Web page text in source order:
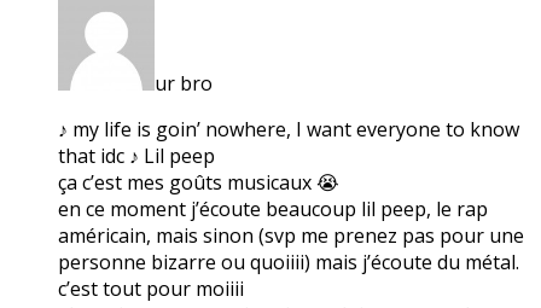
ur bro
♪ my life is goin’ nowhere, I want everyone to know
that idc ♪ Lil peep
ça c’est mes goûts musicaux 😭
en ce moment j’écoute beaucoup lil peep, le rap
américain, mais sinon (svp me prenez pas pour une
personne bizarre ou quoiiii) mais j’écoute du métal.
c’est tout pour moiiii